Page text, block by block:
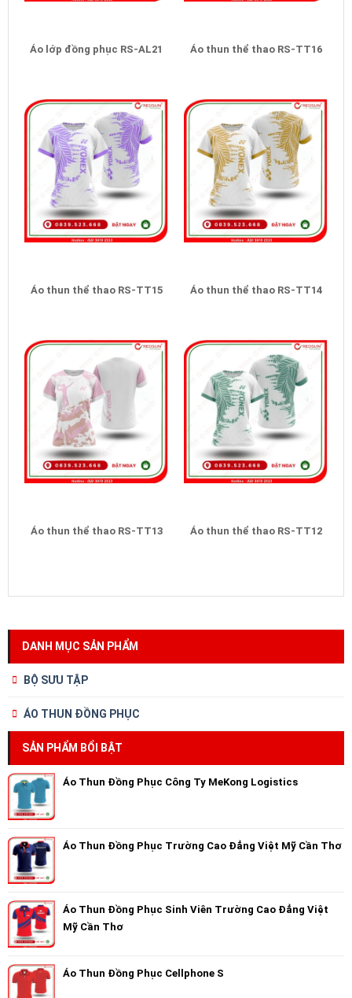
Áo lớp đồng phục RS-AL21 Áo thun thể thao RS-TT16
Áo thun thể thao RS-TT15 Áo thun thể thao RS-TT14
Áo thun thể thao RS-TT13 Áo thun thể thao RS-TT12
DANH MỤC SẢN PHẨM
BỘ SƯU TẬP
ÁO THUN ĐỒNG PHỤC
SẢN PHẨM BỔI BẬT
Áo Thun Đồng Phục Công Ty MeKong Logistics
Áo Thun Đồng Phục Trường Cao Đẳng Việt Mỹ Cần Thơ
Áo Thun Đồng Phục Sinh Viên Trường Cao Đẳng Việt
Mỹ Cần Thơ
Áo Thun Đồng Phục Cellphone S